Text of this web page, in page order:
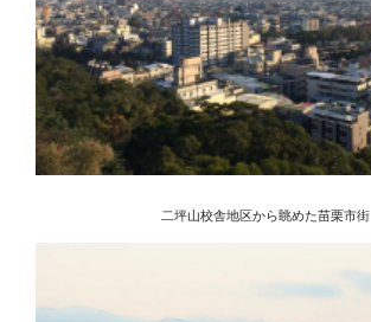
二坪山校舎地区から眺めた苗栗市街